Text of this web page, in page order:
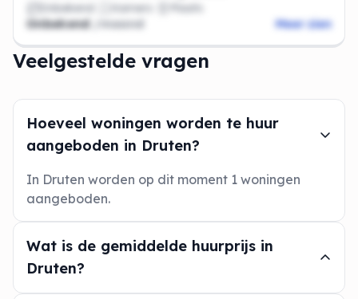
Onbekend Kamers
Plaats
Onbekend
/maand Meer zien
Veelgestelde vragen
Hoeveel woningen worden te huur
aangeboden in Druten?
In Druten worden op dit moment 1 woningen
aangeboden.
Wat is de gemiddelde huurprijs in
Druten?